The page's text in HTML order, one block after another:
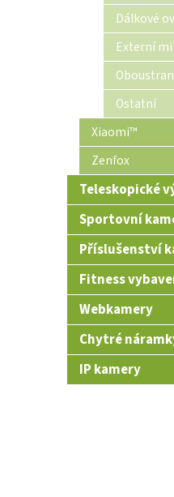
Dálkové
Externí
Ostatní
Xiaomi™
Zenfox
Teleskopické
Sportovní
Příslušenství
Fitness
Webkamery
Chytré
IP kamery